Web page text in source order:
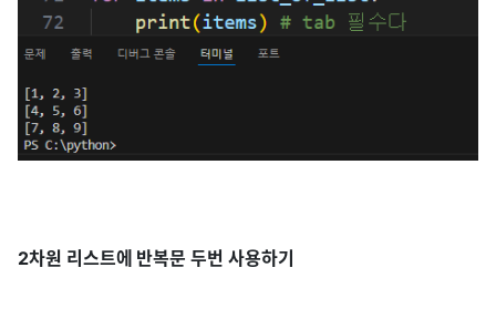
2차원 리스트에 반복문 두번 사용하기